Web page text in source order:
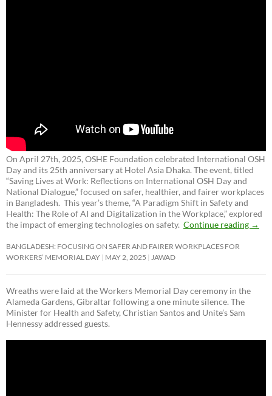
On April 27th, 2025, OSHE Foundation celebrated International OSH
Day and its 25th anniversary at Hotel Asia Dhaka. The event, titled
“Saving Lives at Work: Reflections on International OSH Day and
National Dialogue,”focused on safer, healthier, and fairer workplaces
in Bangladesh. This year’s theme, “A Paradigm Shift in Safety and
Health: The Role of AI and Digitalization in the Workplace,” explored
the impact of emerging technologies on safety. Continue reading →
BANGLADESH: FOCUSING ON SAFER AND FAIRER WORKPLACES FOR
WORKERS’ MEMORIAL DAY MAY 2, 2025 JAWAD
Wreaths were laid at the Workers Memorial Day ceremony in the
Alameda Gardens, Gibraltar following a one minute silence. The
Minister for Health and Safety, Christian Santos and Unite’s Sam
Hennessy addressed guests.